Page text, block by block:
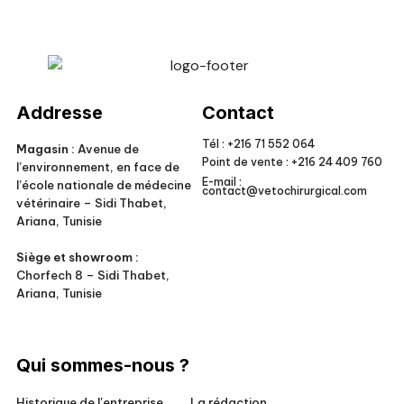
Addresse
Magasin : Avenue de
l’environnement, en face de
l’école nationale de médecine
vétérinaire – Sidi Thabet,
Ariana, Tunisie
Siège et showroom :
Chorfech 8 – Sidi Thabet,
Ariana, Tunisie
Contact
Tél : +216 71 552 064
Point de vente : +216 24 409 760
E-mail :
contact@vetochirurgical.com
Qui sommes-nous ?